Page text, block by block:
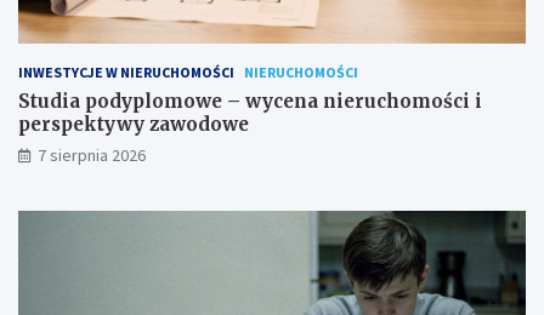
INWESTYCJE W NIERUCHOMOŚCI NIERUCHOMOŚCI
Studia podyplomowe – wycena nieruchomości i
perspektywy zawodowe
7 sierpnia 2026